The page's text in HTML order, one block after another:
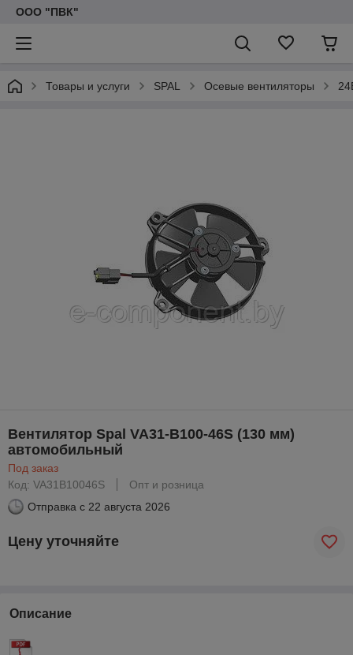
ООО "ПВК"
Товары и услуги SPAL Осевые вентиляторы
Вентилятор Spal VA31-B100-46S (130 мм)
автомобильный
Под заказ
Код: VA31B10046S
Опт и розница
Отправка с 22 августа 2026
Цену уточняйте
Описание